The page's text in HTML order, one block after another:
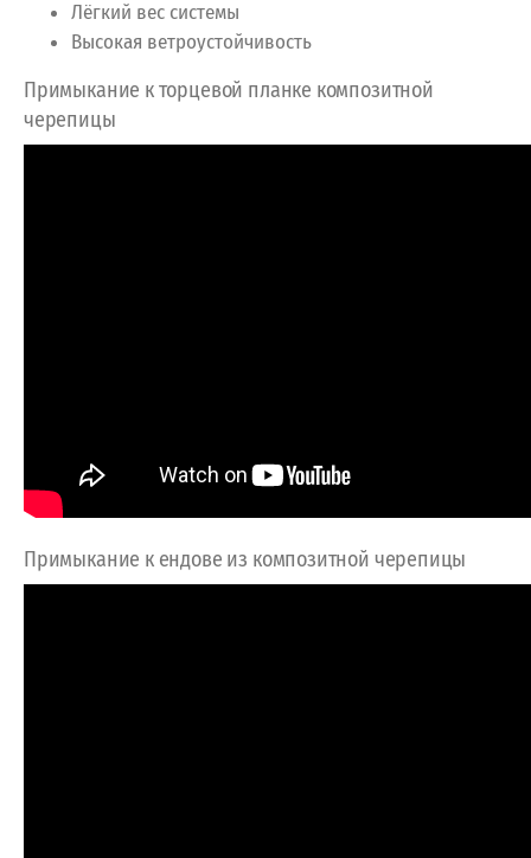
Лёгкий вес системы
Высокая ветроустойчивость
Примыкание к торцевой планке композитной
черепицы
Примыкание к ендове из композитной черепицы